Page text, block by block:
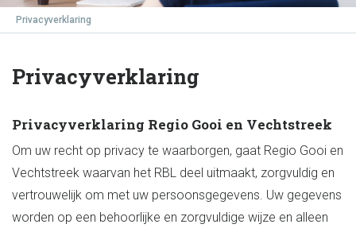
Privacyverklaring
Privacyverklaring
Privacyverklaring Regio Gooi en Vechtstreek
Om uw recht op privacy te waarborgen, gaat Regio Gooi en
Vechtstreek waarvan het RBL deel uitmaakt, zorgvuldig en
vertrouwelijk om met uw persoonsgegevens. Uw gegevens
worden op een behoorlijke en zorgvuldige wijze en alleen